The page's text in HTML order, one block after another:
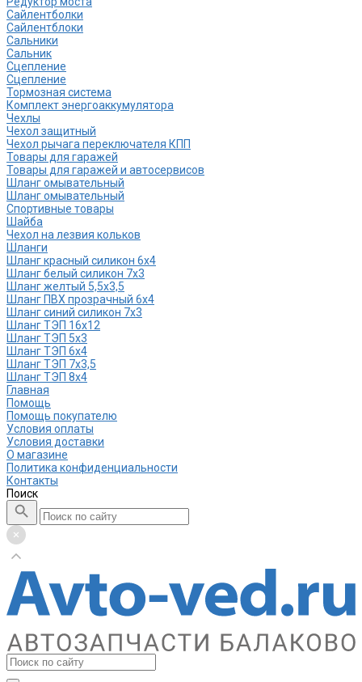
Сайлентболки
Сайлентблоки
Сальники
Сальник
Сцепление
Сцепление
Тормозная система
Комплект энергоаккумулятора
Чехлы
Чехол защитный
Чехол рычага переключателя КПП
Товары для гаражей
Товары для гаражей и автосервисов
Шланг омывательный
Шланг омывательный
Спортивные товары
Шайба
Чехол на лезвия кольков
Шланги
Шланг красный силикон 6х4
Шланг белый силикон 7х3
Шланг желтый 5,5х3,5
Шланг ПВХ прозрачный 6х4
Шланг синий силикон 7х3
Шланг ТЭП 16х12
Шланг ТЭП 5х3
Шланг ТЭП 6х4
Шланг ТЭП 7х3,5
Шланг ТЭП 8х4
Главная
Помощь
Помощь покупателю
Условия оплаты
Условия доставки
О магазине
Политика конфиденциальности
Контакты
Поиск